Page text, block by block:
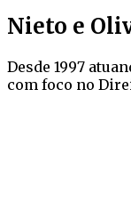
Nieto e
Desde 1997
com foco no